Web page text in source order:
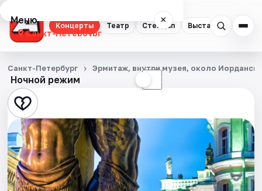
Концерты Театр Стендап Выставки
Меню ×
Санкт-Петербург
Концерты
Театр
Стендап
Выставки
Квесты
Ночной режим ☾
Санкт-Петербург Эрмитаж, внутри музея, около